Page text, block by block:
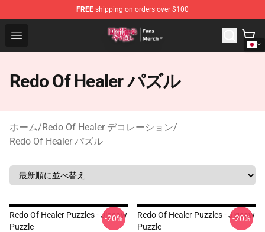
FREE shipping on orders over $100
Open menu
Redo Of Healer Store - Official Redo Of Healer
Redo Of Healer パズル
ホーム/Redo Of Healer デコレーション/
Redo Of Healer パズル
Redo Of Healer Puzzles - Jigsaw
Puzzle
-20%
Redo Of Healer Puzzles - Jigsaw
Puzzle
-20%